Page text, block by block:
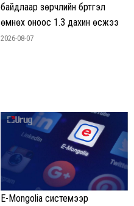
байдлаар зөрчлийн бүртгэл
өмнөх оноос 1.3 дахин өсжээ
2026-08-07
E-Mongolia системээр